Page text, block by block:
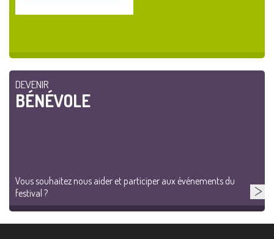
DEVENIR
BÉNÉVOLE
Vous souhaitez nous aider et participer aux événements du
festival ?